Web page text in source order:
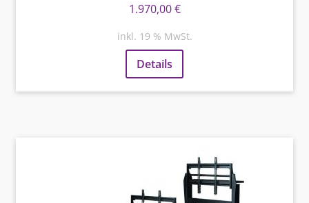
1.970,00€
inkl. 19 % MwSt.
Details